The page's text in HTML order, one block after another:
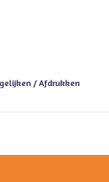
/ Afdrukken